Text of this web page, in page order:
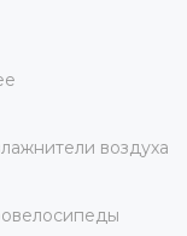
воздуха